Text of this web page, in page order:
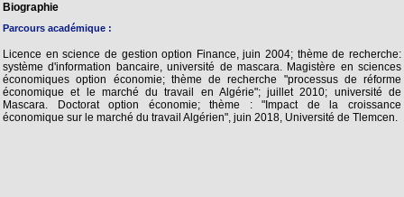
Biographie
Parcours académique :
Licence en science de gestion option Finance, juin 2004; thème de recherche:
système d'information bancaire, université de mascara. Magistère en sciences
économiques option économie; thème de recherche "processus de réforme
économique et le marché du travail en Algérie"; juillet 2010; université de
Mascara. Doctorat option économie; thème : "Impact de la croissance
économique sur le marché du travail Algérien", juin 2018, Université de Tlemcen.